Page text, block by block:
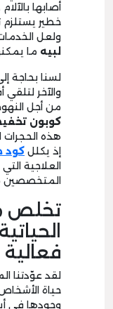
أصابها
خطير يستلزم
ولعل
لبيه ما
لسنا بحاجة
والآخر
من أجل
كوبون
هذه الحجرات
إذ يكلل كود
العلاجية
المتخصصين
تخلص
فعالية
لقد عوّدتنا
حياة
وجودها في